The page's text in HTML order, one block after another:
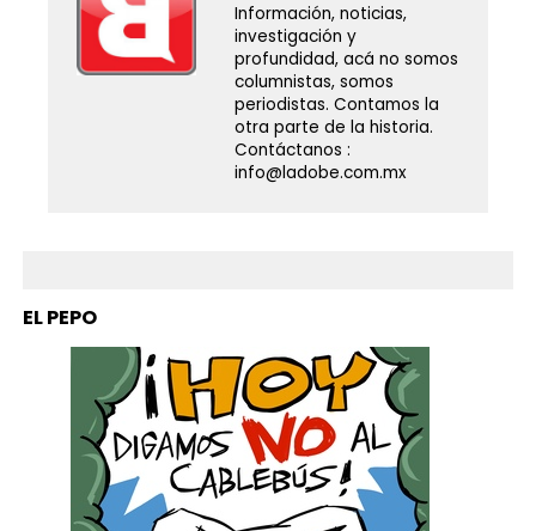
Información, noticias,
investigación y
profundidad, acá no somos
columnistas, somos
periodistas. Contamos la
otra parte de la historia.
Contáctanos :
info@ladobe.com.mx
EL PEPO